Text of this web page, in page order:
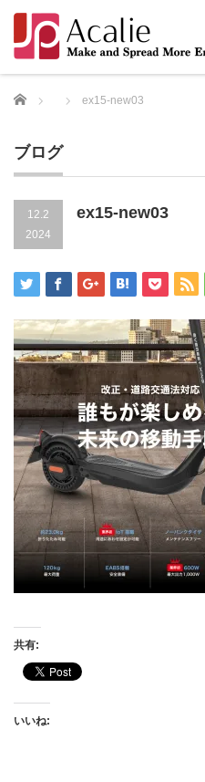
Home ex15-new03
ブログ
12.2
2024
ex15-new03
共有:
いいね: